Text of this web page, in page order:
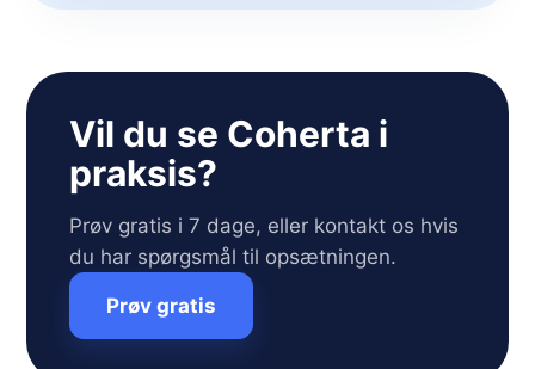
Vil du se Coherta i
praksis?
Prøv gratis i 7 dage, eller kontakt os hvis
du har spørgsmål til opsætningen.
Prøv gratis